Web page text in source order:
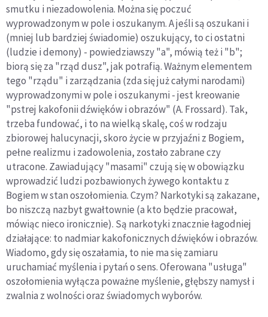
smutku i niezadowolenia. Można się poczuć
wyprowadzonym w pole i oszukanym. A jeśli są oszukani i
(mniej lub bardziej świadomie) oszukujący, to ci ostatni
(ludzie i demony) - powiedziawszy "a", mówią też i "b";
biorą się za "rząd dusz", jak potrafią. Ważnym elementem
tego "rządu" i zarządzania (zda się już całymi narodami)
wyprowadzonymi w pole i oszukanymi - jest kreowanie
"pstrej kakofonii dźwięków i obrazów" (A. Frossard). Tak,
trzeba fundować, i to na wielką skalę, coś w rodzaju
zbiorowej halucynacji, skoro życie w przyjaźni z Bogiem,
pełne realizmu i zadowolenia, zostało zabrane czy
utracone. Zawiadujący "masami" czują się w obowiązku
wprowadzić ludzi pozbawionych żywego kontaktu z
Bogiem w stan oszołomienia. Czym? Narkotyki są zakazane,
bo niszczą nazbyt gwałtownie (a kto będzie pracował,
mówiąc nieco ironicznie). Są narkotyki znacznie łagodniej
działające: to nadmiar kakofonicznych dźwięków i obrazów.
Wiadomo, gdy się oszałamia, to nie ma się zamiaru
uruchamiać myślenia i pytań o sens. Oferowana "usługa"
oszołomienia wyłącza poważne myślenie, głębszy namysł i
zwalnia z wolności oraz świadomych wyborów.